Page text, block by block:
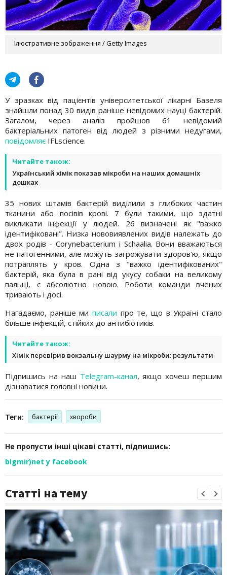
Ілюстративне зображення / Getty Images
У зразках від пацієнтів університетської лікарні Базеля
знайшли понад 30 видів раніше невідомих науці бактерій.
Загалом, через аналіз пройшов 61 невідомий
бактеріальних патоген від людей з різними недугами,
повідомляє IFLscience.
Читайте також:
Український хімік показав мікроби на наших домашніх
дошках
35 нових штамів бактерій виділили з глибоких частин
тканини або посівів крові. 7 були такими, що здатні
викликати інфекції у людей. 26 визначені як "важко
ідентифіковані". Низка нововиявлених видів належать до
двох родів - Corynebacterium і Schaalia. Вони вважаються
не патогенними, але можуть загрожувати здоров'ю, якщо
потраплять у кров. Одна з "важко ідентифікованих"
бактерій, яка була в рані від укусу собаки на великому
пальці, є абсолютно новою. Роботи команди вчених
тривають і досі.
Нагадаємо, раніше ми писали про те, що в Україні стало
більше інфекцій, стійких до антибіотиків.
Читайте також:
Хімік перевірив вокзальну шаурму на мікроби: результати
Підпишись на наш Telegram-канал, якщо хочеш першим
дізнаватися головні новини.
Теги: бактерії хвороби
Не пропусти інші цікаві статті, підпишись:
bigmir)net у facebook
Статті на тему